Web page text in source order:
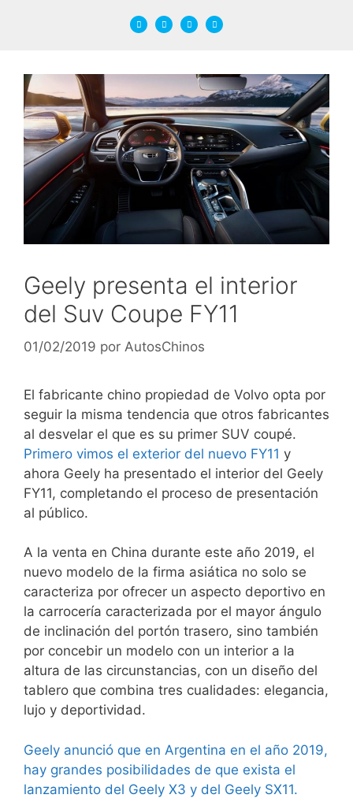
Geely presenta el interior
del Suv Coupe FY11
01/02/2019 por AutosChinos
El fabricante chino propiedad de Volvo opta por
seguir la misma tendencia que otros fabricantes
al desvelar el que es su primer SUV coupé.
Primero vimos el exterior del nuevo FY11 y
ahora Geely ha presentado el interior del Geely
FY11, completando el proceso de presentación
al público.
A la venta en China durante este año 2019, el
nuevo modelo de la firma asiática no solo se
caracteriza por ofrecer un aspecto deportivo en
la carrocería caracterizada por el mayor ángulo
de inclinación del portón trasero, sino también
por concebir un modelo con un interior a la
altura de las circunstancias, con un diseño del
tablero que combina tres cualidades: elegancia,
lujo y deportividad.
Geely anunció que en Argentina en el año 2019,
hay grandes posibilidades de que exista el
lanzamiento del Geely X3 y del Geely SX11.